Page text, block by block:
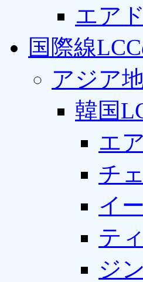
エア
国際線
アジア
韓国
エ
チ
イ
テ
ジ